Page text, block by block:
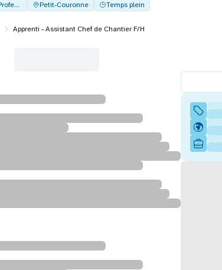
Alternance - Apprentissage / Professionalisation Petit-Couronne Temps plein
Apprenti - Assistant Chef de Chantier F/H